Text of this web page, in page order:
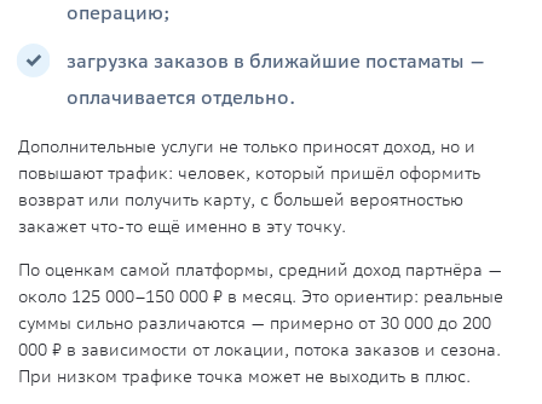
операцию;
загрузка заказов в ближайшие постаматы —
оплачивается отдельно.
Дополнительные услуги не только приносят доход, но и
повышают трафик: человек, который пришёл оформить
возврат или получить карту, с большей вероятностью
закажет что-то ещё именно в эту точку.
По оценкам самой платформы, средний доход партнёра —
около 125 000–150 000 ₽ в месяц. Это ориентир: реальные
суммы сильно различаются — примерно от 30 000 до 200
000 ₽ в зависимости от локации, потока заказов и сезона.
При низком трафике точка может не выходить в плюс.